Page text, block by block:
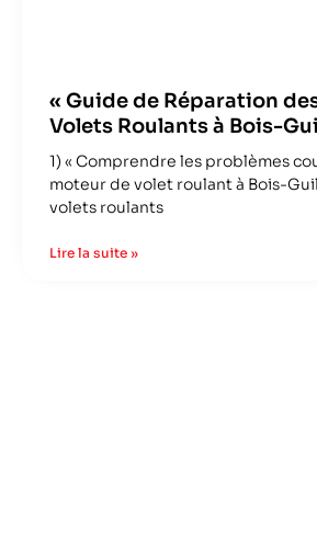
« Guide de Réparation
Volets Roulants à Bois-
1) « Comprendre les problèmes
moteur de volet roulant à Bois-
volets roulants
Lire la suite »